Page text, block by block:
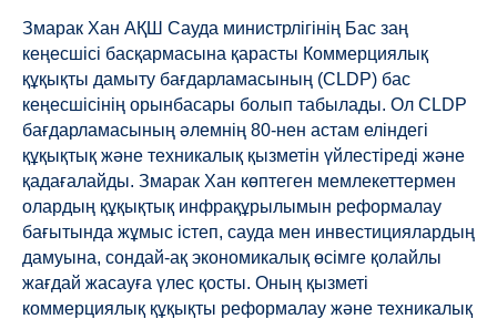
Змарак Хан АҚШ Сауда министрлігінің Бас заң
кеңесшісі басқармасына қарасты Коммерциялық
құқықты дамыту бағдарламасының (CLDP) бас
кеңесшісінің орынбасары болып табылады. Ол CLDP
бағдарламасының әлемнің 80-нен астам еліндегі
құқықтық және техникалық қызметін үйлестіреді және
қадағалайды. Змарак Хан көптеген мемлекеттермен
олардың құқықтық инфрақұрылымын реформалау
бағытында жұмыс істеп, сауда мен инвестициялардың
дамуына, сондай-ақ экономикалық өсімге қолайлы
жағдай жасауға үлес қосты. Оның қызметі
коммерциялық құқықты реформалау және техникалық